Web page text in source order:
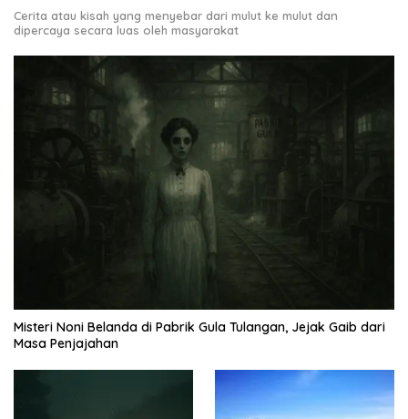
Cerita atau kisah yang menyebar dari mulut ke mulut dan
dipercaya secara luas oleh masyarakat
Misteri Noni Belanda di Pabrik Gula Tulangan, Jejak Gaib dari
Masa Penjajahan